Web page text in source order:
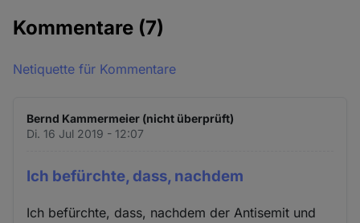
Kommentare (7)
Netiquette für Kommentare
Bernd Kammermeier (nicht überprüft)
Di. 16 Jul 2019 - 12:07
Ich befürchte, dass, nachdem
Ich befürchte, dass, nachdem der Antisemit und